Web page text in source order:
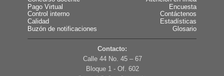
Pago Virtual
Control interno
Calidad
Buzón de notificaciones
Encuesta
Contáctenos
Estadísticas
Glosario
Contacto:
Calle 44 No. 45 – 67
Bloque 1 - Of. 602